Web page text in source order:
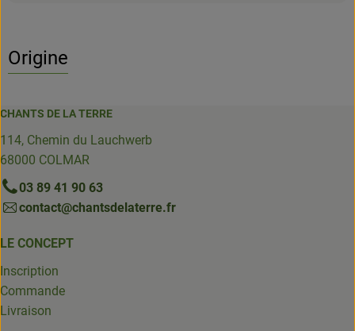
Origine
CHANTS DE LA TERRE
114, Chemin du Lauchwerb
68000 COLMAR
03 89 41 90 63
contact@chantsdelaterre.fr
LE CONCEPT
Inscription
Commande
Livraison